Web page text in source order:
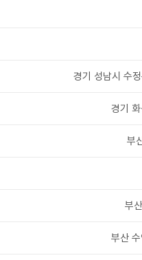
경기 성남시 수
경기
부
부
부산